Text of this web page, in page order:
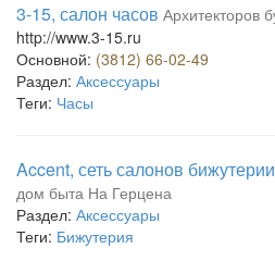
3-15, салон часов Архитекторов
http://www.3-15.ru
Основной: (3812) 66-02-49
Раздел: Аксессуары
Теги: Часы
Accent, сеть салонов
дом быта На Герцена
Раздел: Аксессуары
Теги: Бижутерия